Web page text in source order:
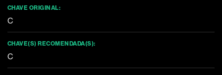
CHAVE ORIGINAL:
C
CHAVE(S) RECOMENDADA(S):
C